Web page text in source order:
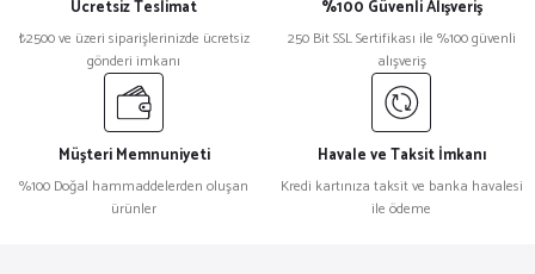
Ücretsiz Teslimat
₺2500 ve üzeri siparişlerinizde ücretsiz
gönderi imkanı
%100 Güvenli Alışveriş
250 Bit SSL Sertifikası ile %100 güvenli
alışveriş
Müşteri Memnuniyeti
%100 Doğal hammaddelerden oluşan
ürünler
Havale ve Taksit İmkanı
Kredi kartınıza taksit ve banka havalesi
ile ödeme